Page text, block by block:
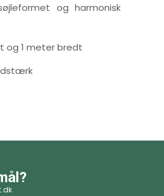
og harmonisk
og 1 meter bredt